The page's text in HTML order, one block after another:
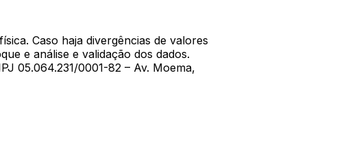
Caso haja divergências de valores
e análise e validação dos dados.
05.064.231/0001-82 – Av. Moema,